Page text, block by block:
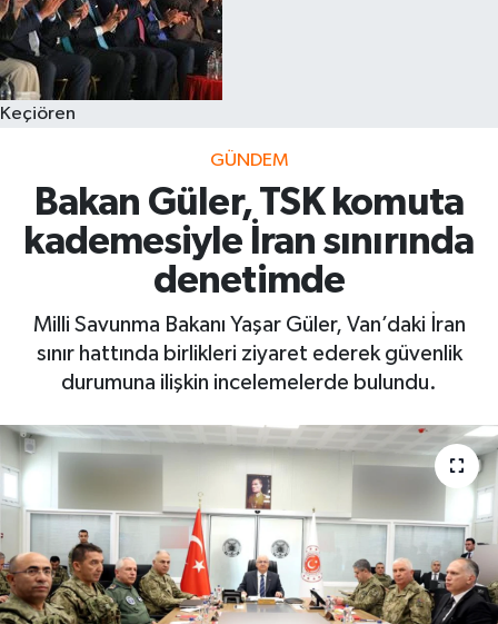
Keçiören
GÜNDEM
Bakan Güler, TSK komuta
kademesiyle İran sınırında
denetimde
Milli Savunma Bakanı Yaşar Güler, Van’daki İran
sınır hattında birlikleri ziyaret ederek güvenlik
durumuna ilişkin incelemelerde bulundu.